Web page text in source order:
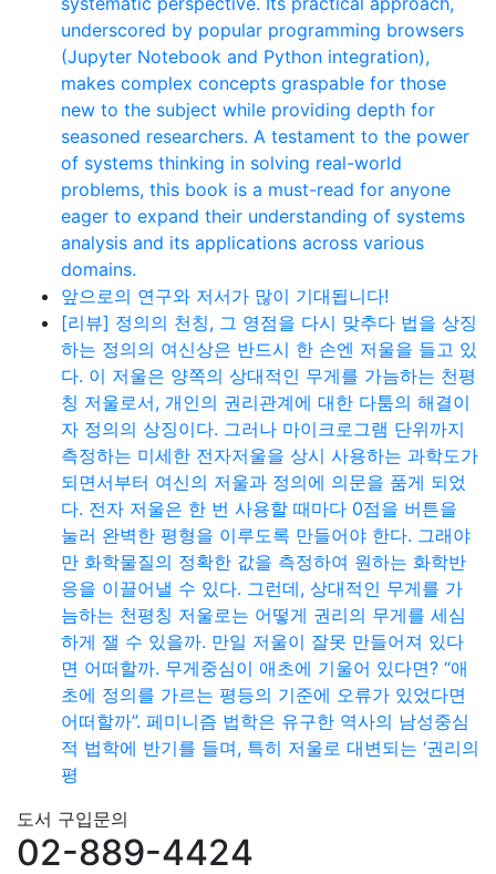
underscored by popular programming browsers
(Jupyter Notebook and Python integration),
makes complex concepts graspable for those
new to the subject while providing depth for
seasoned researchers. A testament to the power
of systems thinking in solving real-world
problems, this book is a must-read for anyone
eager to expand their understanding of systems
analysis and its applications across various
domains.
앞으로의 연구와 저서가 많이 기대됩니다!
[리뷰] 정의의 천칭, 그 영점을 다시 맞추다 법을 상징
하는 정의의 여신상은 반드시 한 손엔 저울을 들고 있
다. 이 저울은 양쪽의 상대적인 무게를 가늠하는 천평
칭 저울로서, 개인의 권리관계에 대한 다툼의 해결이
자 정의의 상징이다. 그러나 마이크로그램 단위까지
측정하는 미세한 전자저울을 상시 사용하는 과학도가
되면서부터 여신의 저울과 정의에 의문을 품게 되었
다. 전자 저울은 한 번 사용할 때마다 0점을 버튼을
눌러 완벽한 평형을 이루도록 만들어야 한다. 그래야
만 화학물질의 정확한 값을 측정하여 원하는 화학반
응을 이끌어낼 수 있다. 그런데, 상대적인 무게를 가
늠하는 천평칭 저울로는 어떻게 권리의 무게를 세심
하게 잴 수 있을까. 만일 저울이 잘못 만들어져 있다
면 어떠할까. 무게중심이 애초에 기울어 있다면? “애
초에 정의를 가르는 평등의 기준에 오류가 있었다면
어떠할까”. 페미니즘 법학은 유구한 역사의 남성중심
적 법학에 반기를 들며, 특히 저울로 대변되는 ‘권리의
평
도서 구입문의
02-889-4424